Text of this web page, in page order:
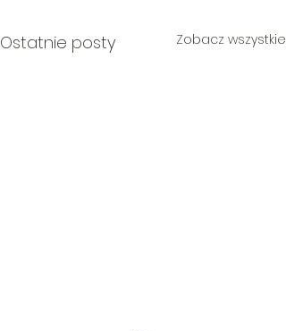
Ostatnie posty Zobacz wszystkie